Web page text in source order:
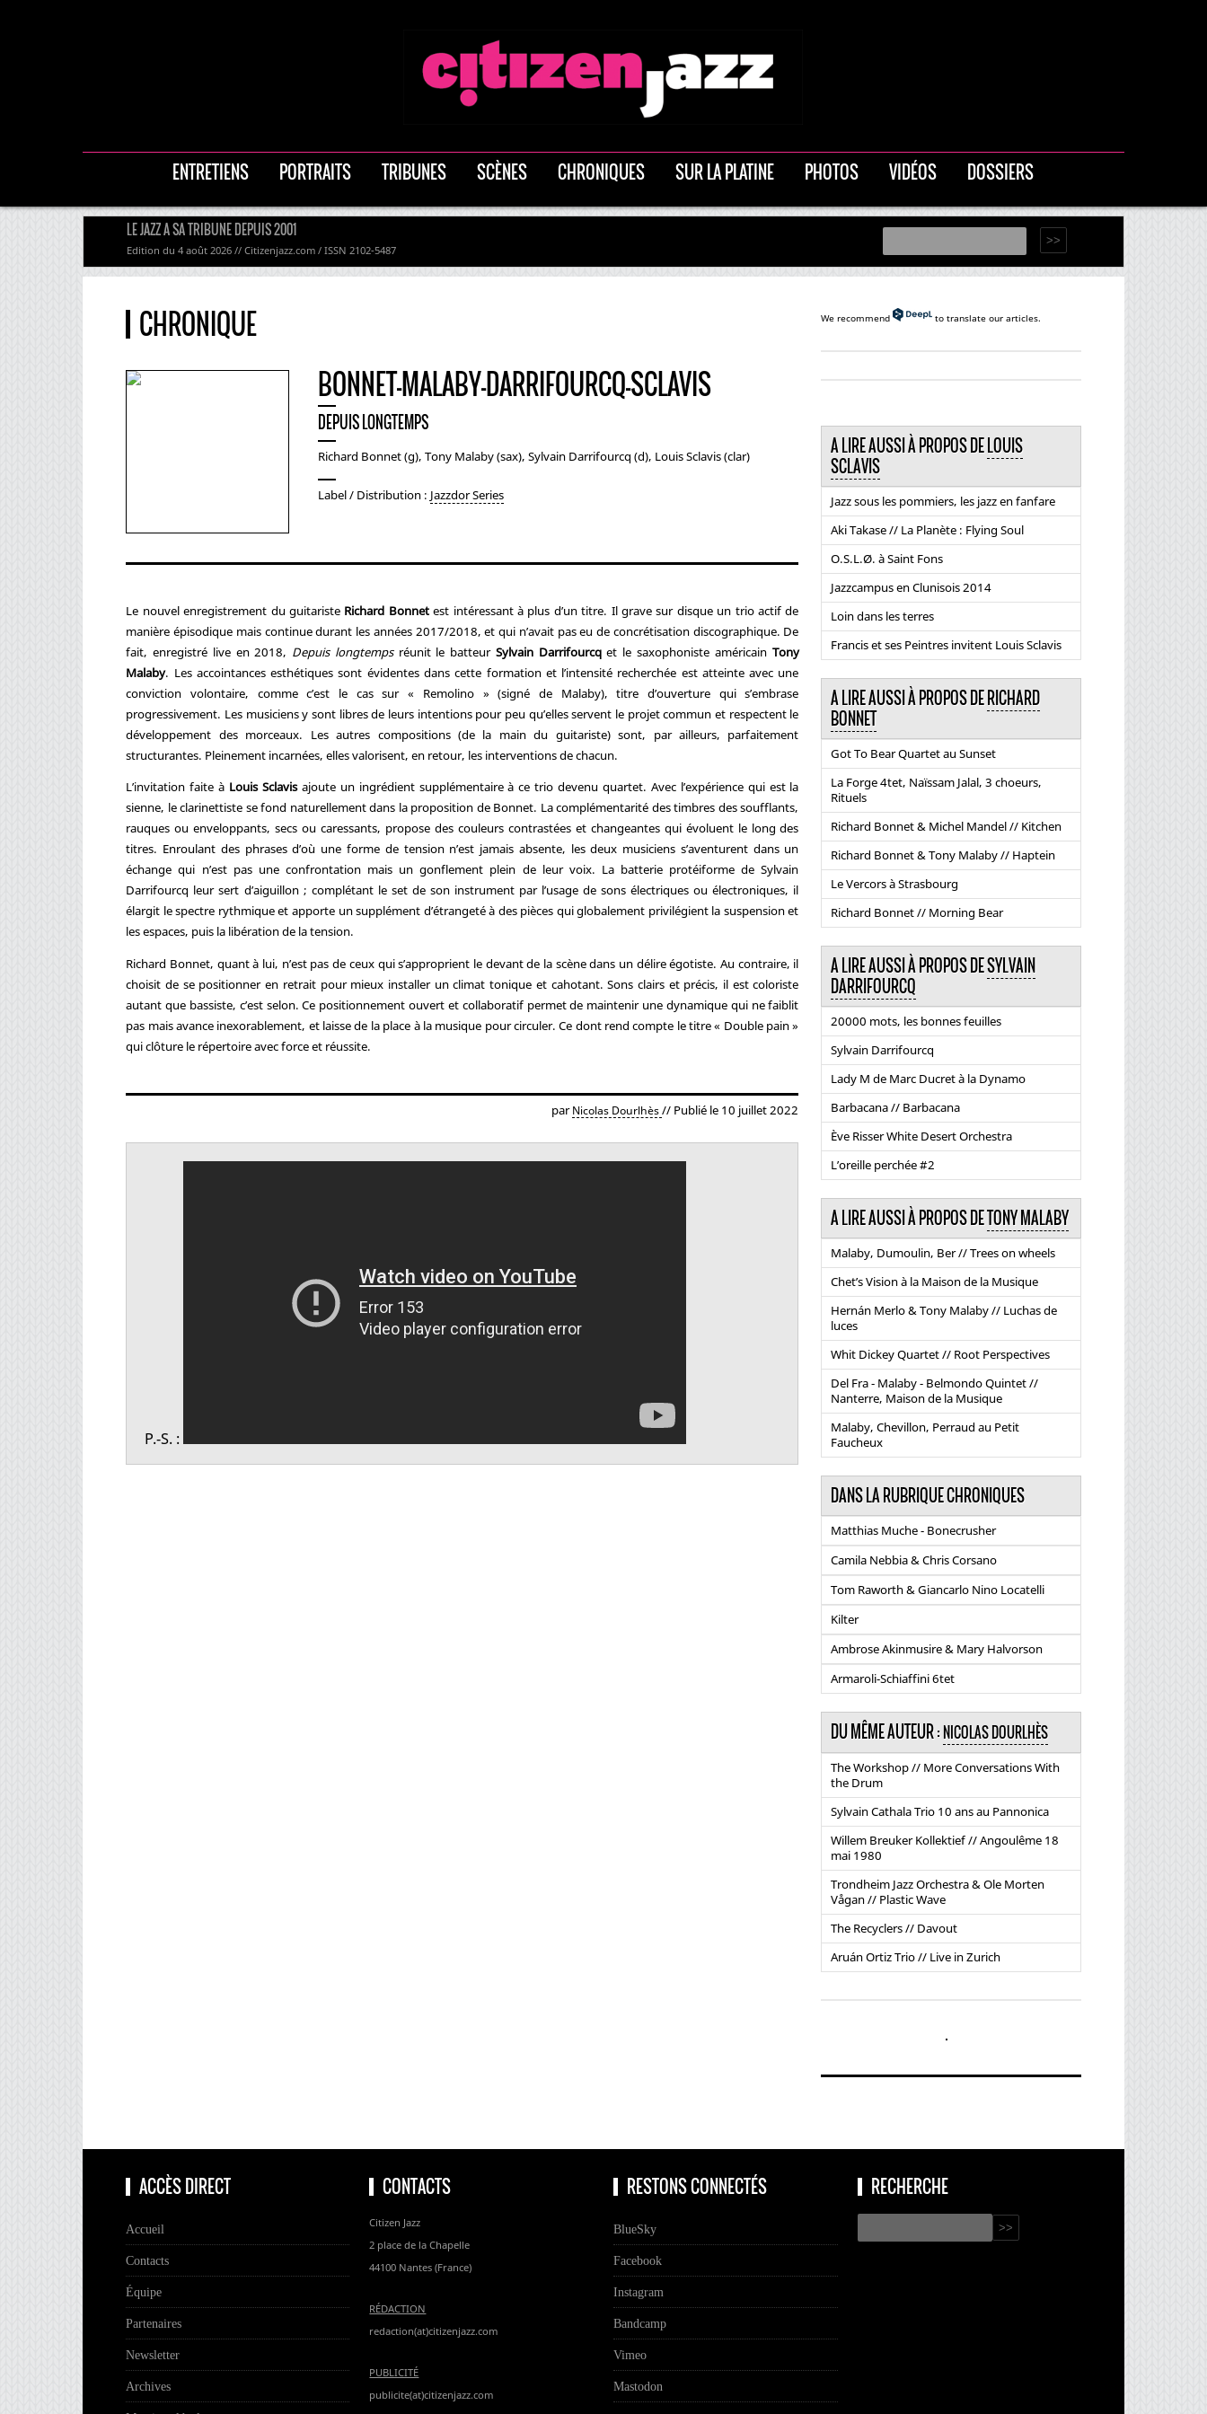
ENTRETIENS PORTRAITS TRIBUNES SCÈNES CHRONIQUES SUR LA PLATINE PHOTOS VIDÉOS DOSSIERS
LE JAZZ A SA TRIBUNE DEPUIS 2001
Edition du 4 août 2026 // Citizenjazz.com / ISSN 2102-5487
CHRONIQUE
BONNET-MALABY-DARRIFOURCQ-SCLAVIS
DEPUIS LONGTEMPS
Richard Bonnet (g), Tony Malaby (sax), Sylvain Darrifourcq (d), Louis Sclavis (clar)
Label / Distribution : Jazzdor Series
Le nouvel enregistrement du guitariste Richard Bonnetest intéressant à plus d’un titre. Il grave sur disque un trio actif de
manière épisodique mais continue durant les années 2017/2018, et qui n’avait pas eu de concrétisation discographique. De
fait, enregistré live en 2018, Depuis longtempsréunit le batteur Sylvain Darrifourcqet le saxophoniste américain Tony
Malaby. Les accointances esthétiques sont évidentes dans cette formation et l’intensité recherchée est atteinte avec une
conviction volontaire, comme c’est le cas sur « Remolino » (signé de Malaby), titre d’ouverture qui s’embrase
progressivement. Les musiciens y sont libres de leurs intentions pour peu qu’elles servent le projet commun et respectent le
développement des morceaux. Les autres compositions (de la main du guitariste) sont, par ailleurs, parfaitement
structurantes. Pleinement incarnées, elles valorisent, en retour, les interventions de chacun.
L’invitation faite à Louis Sclavisajoute un ingrédient supplémentaire à ce trio devenu quartet. Avec l’expérience qui est la
sienne, le clarinettiste se fond naturellement dans la proposition de Bonnet. La complémentarité des timbres des soufflants,
rauques ou enveloppants, secs ou caressants, propose des couleurs contrastées et changeantes qui évoluent le long des
titres. Enroulant des phrases d’où une forme de tension n’est jamais absente, les deux musiciens s’aventurent dans un
échange qui n’est pas une confrontation mais un gonflement plein de leur voix. La batterie protéiforme de Sylvain
Darrifourcq leur sert d’aiguillon ; complétant le set de son instrument par l’usage de sons électriques ou électroniques, il
élargit le spectre rythmique et apporte un supplément d’étrangeté à des pièces qui globalement privilégient la suspension et
les espaces, puis la libération de la tension.
Richard Bonnet, quant à lui, n’est pas de ceux qui s’approprient le devant de la scène dans un délire égotiste. Au contraire, il
choisit de se positionner en retrait pour mieux installer un climat tonique et cahotant. Sons clairs et précis, il est coloriste
autant que bassiste, c’est selon. Ce positionnement ouvert et collaboratif permet de maintenir une dynamique qui ne faiblit
pas mais avance inexorablement, et laisse de la place à la musique pour circuler. Ce dont rend compte le titre « Double pain »
qui clôture le répertoire avec force et réussite.
par Nicolas Dourlhès// Publié le 10 juillet 2022
P.-S. :
We recommend to translate our articles.
A LIRE AUSSI À PROPOS DELOUIS
SCLAVIS
Jazz sous les pommiers, les jazz en fanfare
Aki Takase // La Planète : Flying Soul
O.S.L.Ø. à Saint Fons
Jazzcampus en Clunisois 2014
Loin dans les terres
Francis et ses Peintres invitent Louis Sclavis
A LIRE AUSSI À PROPOS DERICHARD
BONNET
Got To Bear Quartet au Sunset
La Forge 4tet, Naïssam Jalal, 3 choeurs,
Rituels
Richard Bonnet & Michel Mandel // Kitchen
Richard Bonnet & Tony Malaby // Haptein
Le Vercors à Strasbourg
Richard Bonnet // Morning Bear
A LIRE AUSSI À PROPOS DESYLVAIN
DARRIFOURCQ
20000 mots, les bonnes feuilles
Sylvain Darrifourcq
Lady M de Marc Ducret à la Dynamo
Barbacana // Barbacana
Ève Risser White Desert Orchestra
L’oreille perchée #2
A LIRE AUSSI À PROPOS DETONY MALABY
Malaby, Dumoulin, Ber // Trees on wheels
Chet’s Vision à la Maison de la Musique
Hernán Merlo & Tony Malaby // Luchas de
luces
Whit Dickey Quartet // Root Perspectives
Del Fra - Malaby - Belmondo Quintet //
Nanterre, Maison de la Musique
Malaby, Chevillon, Perraud au Petit
Faucheux
DANS LA RUBRIQUE CHRONIQUES
Matthias Muche - Bonecrusher
Camila Nebbia & Chris Corsano
Tom Raworth & Giancarlo Nino Locatelli
Kilter
Ambrose Akinmusire & Mary Halvorson
Armaroli-Schiaffini 6tet
DU MÊME AUTEUR :NICOLAS DOURLHÈS
The Workshop // More Conversations With
the Drum
Sylvain Cathala Trio 10 ans au Pannonica
Willem Breuker Kollektief // Angoulême 18
mai 1980
Trondheim Jazz Orchestra & Ole Morten
Vågan // Plastic Wave
The Recyclers // Davout
Aruán Ortiz Trio // Live in Zurich
ACCÈS DIRECT
Accueil
Contacts
Équipe
Partenaires
Newsletter
Archives
CONTACTS
Citizen Jazz
2 place de la Chapelle
44100 Nantes (France)
RÉDACTION
redaction(at)citizenjazz.com
PUBLICITÉ
publicite(at)citizenjazz.com
RESTONS CONNECTÉS
BlueSky
Facebook
Instagram
Bandcamp
Vimeo
Mastodon
RECHERCHE